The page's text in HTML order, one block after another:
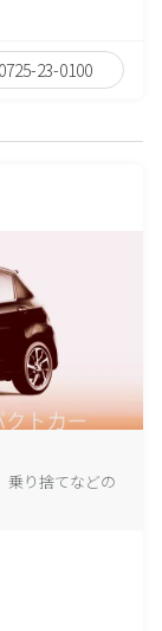
0725-23-0100
乗り捨てなどの